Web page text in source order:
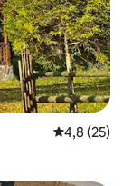
4,8 (25)